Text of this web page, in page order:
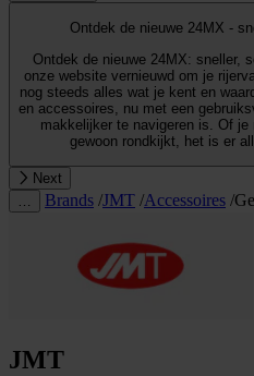
Ontdek de nieuwe 24MX -
Ontdek de nieuwe 24MX: sneller,
onze website vernieuwd om je
nog steeds alles wat je kent en
en accessoires, nu met een
makkelijker te navigeren is. Of
gewoon rondkijkt, het is er
Next
Brands /JMT /Accessoires /
JMT